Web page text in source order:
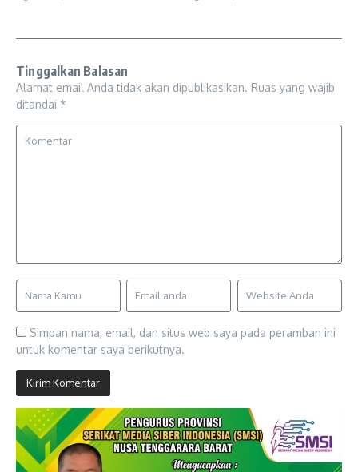
Tinggalkan Balasan
Alamat email Anda tidak akan dipublikasikan. Ruas yang wajib
ditandai *
Simpan nama, email, dan situs web saya pada peramban ini
untuk komentar saya berikutnya.